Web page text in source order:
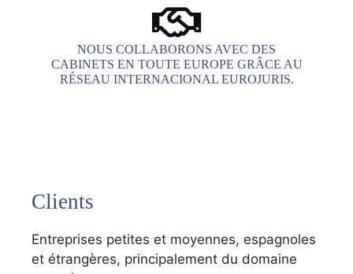
NOUS COLLABORONS AVEC DES
CABINETS EN TOUTE EUROPE GRÂCE AU
RÉSEAU INTERNACIONAL EUROJURIS.
Clients
Entreprises petites et moyennes, espagnoles
et étrangères, principalement du domaine